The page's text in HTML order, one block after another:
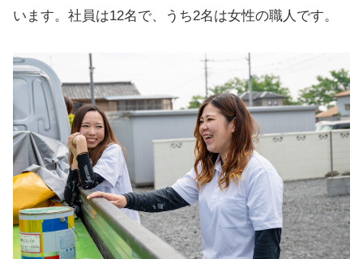
います。社員は12名で、うち2名は女性の職人です。